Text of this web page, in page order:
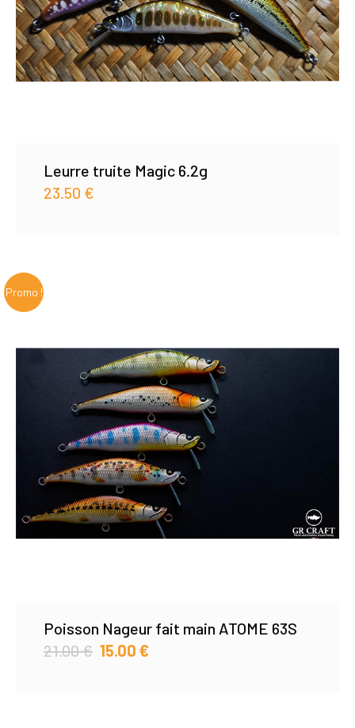
Leurre truite Magic 6.2g
23.50 €
Promo !
Poisson Nageur fait main ATOME 63S
21.00€ 15.00 €